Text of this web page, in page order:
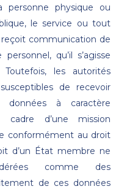
personne physique ou
le service ou tout
communication de
qu’il s’agisse
les autorités
de recevoir
données à caractère
cadre d’une mission
conformément au droit
d’un État membre ne
comme des
de ces données